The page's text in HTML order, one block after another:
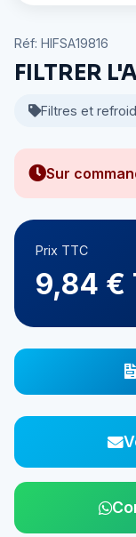
Réf: HIFSA19816
FILTRER
Filtres et
Sur
Prix TTC
9,84 €